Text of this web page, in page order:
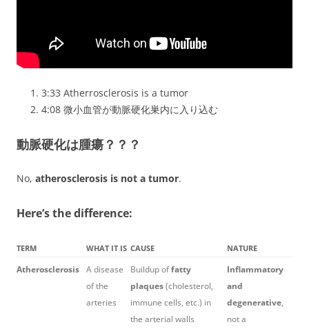
3:33 Atherrosclerosis is a tumor
4:08 微小血管が動脈硬化巣内に入り込む
動脈硬化は腫瘍？？？
No, atherosclerosis is not a tumor.
Here’s the difference:
TERM WHAT IT IS CAUSE NATURE
Atherosclerosis A disease
of the
arteries
Buildup offatty
plaques(cholesterol,
immune cells, etc.) in
the arterial walls
Inflammatory
and
degenerative,
not a